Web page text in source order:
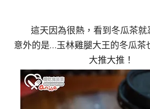
這天因為很熱，看到冬瓜茶就
意外的是…玉林雞腿大王的冬瓜茶
大推大推！